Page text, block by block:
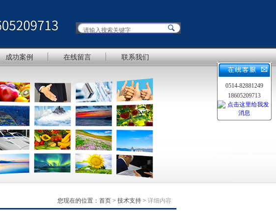
成功案例 在线留言 联系我们
您现在的位置： 首页 > 技术支持 > 详细内容
0514-82881249
18605209713